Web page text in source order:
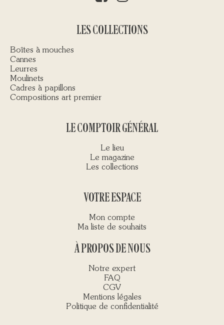
LES COLLECTIONS
Boîtes à mouches
Cannes
Leurres
Moulinets
Cadres à papillons
Compositions art premier
LE COMPTOIR GÉNÉRAL
Le lieu
Le magazine
Les collections
VOTRE ESPACE
Mon compte
Ma liste de souhaits
À PROPOS DE NOUS
Notre expert
FAQ
CGV
Mentions légales
Politique de confidentialité